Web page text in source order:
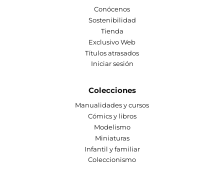
Conócenos
Sostenibilidad
Tienda
Exclusivo Web
Títulos atrasados
Iniciar sesión
Colecciones
Manualidades y cursos
Cómics y libros
Modelismo
Miniaturas
Infantil y familiar
Coleccionismo